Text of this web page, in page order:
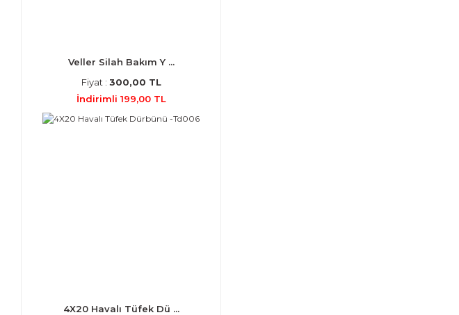
Veller Silah Bakım Y ...
Fiyat : 300,00 TL
İndirimli 199,00 TL
4X20 Havalı Tüfek Dü ...